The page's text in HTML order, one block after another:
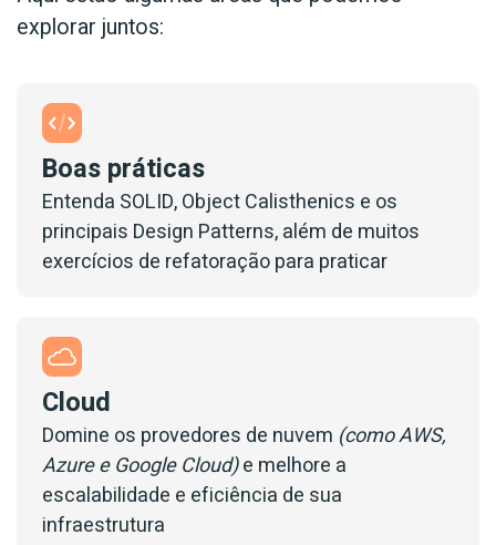
explorar juntos:
Boas práticas
Entenda SOLID, Object Calisthenics e os
principais Design Patterns, além de muitos
exercícios de refatoração para praticar
Cloud
Domine os provedores de nuvem (como AWS,
Azure e Google Cloud)e melhore a
escalabilidade e eficiência de sua
infraestrutura